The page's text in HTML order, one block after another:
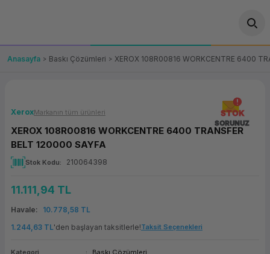
OT/VT Ürünleri
Fiş Yazıcı
Panel PC
(Firewall)
Makinesi
Makinesi
Çözümleri
Bağlantı
Yedekleme
Ürünler
Paketi
Anasayfa Baskı Çözümleri XEROX 108R00816 WORKCENTRE 6400
STOK
SORUNUZ
XeroxMarkanın tüm ürünleri
XEROX 108R00816 WORKCENTRE 6400 TRANSFER
BELT 120000 SAYFA
Stok Kodu 210064398
11.111,94 TL
Havale
10.778,58 TL
1.244,63 TL'den başlayan taksitlerle!Taksit Seçenekleri
Kategori
Baskı Çözümleri